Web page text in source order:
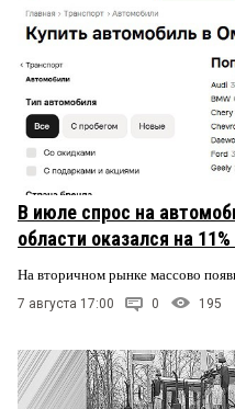
В июле спрос на
области оказался на
На вторичном рынке массово
7 августа 17:00 0 195